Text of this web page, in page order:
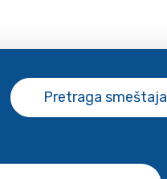
Pretraga smeštaja